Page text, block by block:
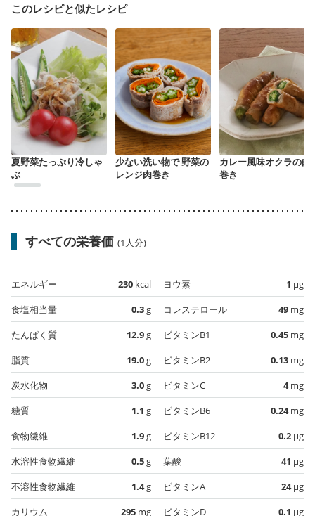
このレシピと似たレシピ
夏野菜たっぷり冷しゃ
ぶ
少ない洗い物で 野菜の
レンジ肉巻き
カレー風味オクラの肉
巻き
すべての栄養価 (1人分)
エネルギー 230 kcal
食塩相当量
0.3g
たんぱく質
12.9g
脂質
19.0g
炭水化物
3.0g
糖質
1.1 g
食物繊維
1.9g
水溶性食物繊維
0.5g
不溶性食物繊維
1.4g
カリウム
295 mg
ヨウ素 1 µg
コレステロール
49 mg
ビタミンB1
0.45 mg
ビタミンB2
0.13 mg
ビタミンC
4mg
ビタミンB6
0.24mg
ビタミンB12
0.2 µg
葉酸
41 µg
ビタミンA
24µg
ビタミンD
0.1 µg